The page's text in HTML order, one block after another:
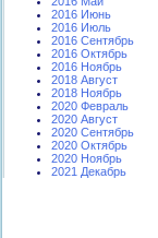
2016 Июнь
2016 Июль
2016 Сентябрь
2016 Октябрь
2016 Ноябрь
2018 Август
2018 Ноябрь
2020 Февраль
2020 Август
2020 Сентябрь
2020 Октябрь
2020 Ноябрь
2021 Декабрь